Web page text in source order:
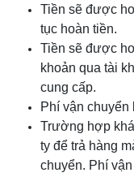
Tiền sẽ được
tục hoàn tiền.
Tiền sẽ được
khoản qua tài
cung cấp.
Phí vận chuyển
Trường hợp
ty để trả hàng
chuyển. Phí